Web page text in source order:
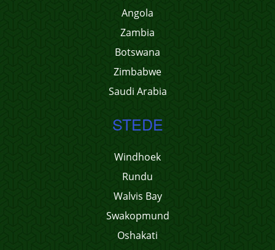
Angola
Zambia
Botswana
Zimbabwe
Saudi Arabia
STEDE
Windhoek
Rundu
Walvis Bay
Swakopmund
Oshakati